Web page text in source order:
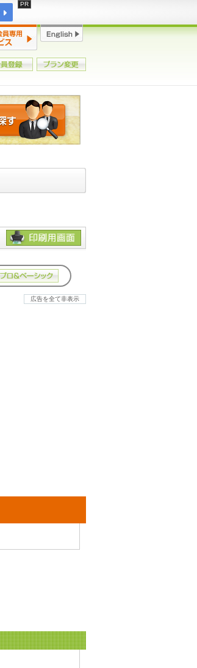
広告を全て非表示